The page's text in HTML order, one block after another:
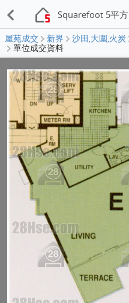
Squarefoot 5平方
屋苑成交 新界 沙田,大圍,火炭
單位成交資料